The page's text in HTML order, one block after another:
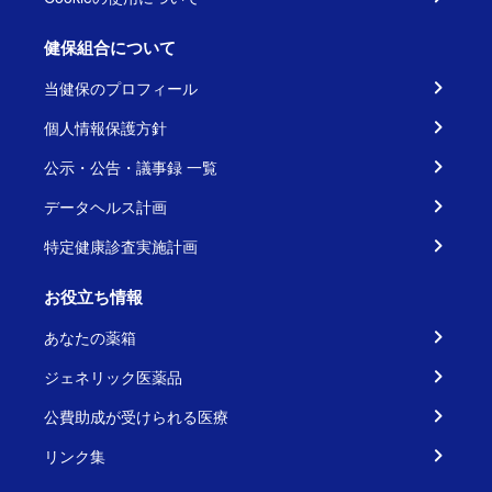
健保組合について
当健保のプロフィール
個人情報保護方針
公示・公告・議事録 一覧
データヘルス計画
特定健康診査実施計画
お役立ち情報
あなたの薬箱
ジェネリック医薬品
公費助成が受けられる医療
リンク集